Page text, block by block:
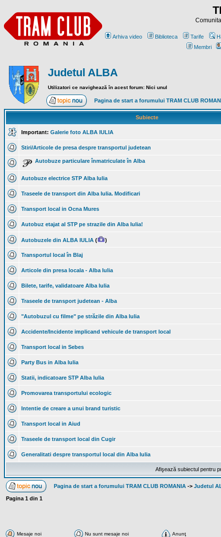
Arhiva video Biblioteca Tarife
Membri
Judetul ALBA
Utilizatori ce navighează în acest forum: Nici unul
Pagina de start a forumului TRAM CLUB
Subiecte
Important: Galerie foto ALBA IULIA
Stiri/Articole de presa despre transportul judetean
Autobuze particulare înmatriculate în Alba
Autobuze electrice STP Alba Iulia
Traseele de transport din Alba Iulia. Modificari
Transport local in Ocna Mures
Autobuz etajat al STP pe strazile din Alba Iulia!
Autobuzele din ALBA IULIA ( )
Transportul local în Blaj
Articole din presa locala - Alba Iulia
Bilete, tarife, validatoare Alba Iulia
Traseele de transport judetean - Alba
"Autobuzul cu filme" pe străzile din Alba Iulia
Accidente/Incidente implicand vehicule de transport local
Transport local in Sebes
Party Bus in Alba Iulia
Statii, indicatoare STP Alba Iulia
Promovarea transportului ecologic
Intentie de creare a unui brand turistic
Transport local in Aiud
Traseele de transport local din Cugir
Generalitati despre transportul local din Alba Iulia
Afişează subiectul pentru
Pagina de start a forumului TRAM CLUB ROMANIA -> Judetul
Pagina 1 din 1
Mesaje noi Nu sunt mesaje noi
Anunţ